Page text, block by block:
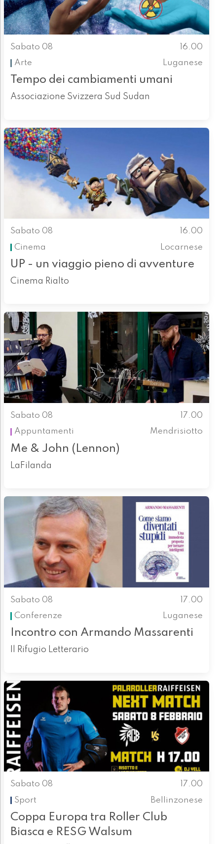
Sabato 08
16.00
Arte
Luganese
Tempo dei cambiamenti umani
Associazione Svizzera Sud Sudan
Sabato 08
16.00
Cinema
Locarnese
UP - un viaggio pieno di avventure
Cinema Rialto
Sabato 08
17.00
Appuntamenti
Mendrisiotto
Me & John (Lennon)
LaFilanda
Sabato 08
17.00
Conferenze
Luganese
Incontro con Armando Massarenti
Il Rifugio Letterario
Sabato 08
17.00
Sport
Bellinzonese
Coppa Europa tra Roller Club
Biasca e RESG Walsum